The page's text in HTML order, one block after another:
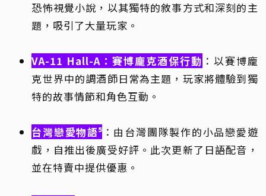
恐怖視覺小說，以其獨特的敘事方式和深刻的主
題，吸引了大量玩家。
VA-11 Hall-A：賽博龐克酒保行動 ：以賽博龐
克世界中的調酒師日常為主題，玩家將體驗到獨
特的故事情節和角色互動。
台灣戀愛物語⁵：由台灣團隊製作的小品戀愛遊
戲，自推出後廣受好評。此次更新了日語配音，
並在特賣中提供優惠。